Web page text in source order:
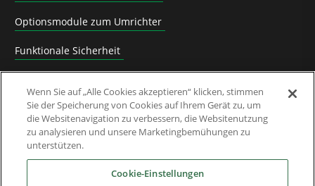
Optionsmodule zum Umrichter
Funktionale Sicherheit
Anwendungslösungen
Abgelöste Produkte und Migrationsanleitungen
Wenn Sie auf „Alle Cookies akzeptieren“ klicken, stimmen
Sie der Speicherung von Cookies auf Ihrem Gerät zu, um
die Websitenavigation zu verbessern, die Websitenutzung
zu analysieren und unsere Marketingbemühungen zu
unterstützen.
Cookie-Einstellungen